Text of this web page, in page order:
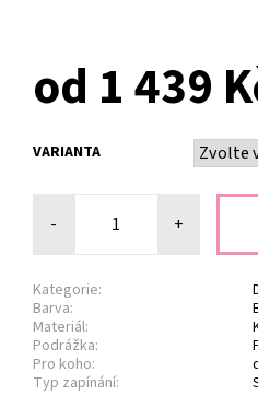
od 1 439
VARIANTA
- +
Kategorie:
Barva:
Materiál:
Podrážka:
Pro koho:
Typ zapínání: